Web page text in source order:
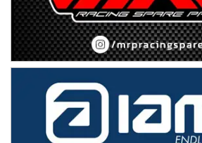
José Samuel Sánchez (Tierra)
Rufino (Santa Fe)
TUCUMANO - F5
Juan Navarro (Asfalto)
COBERTURA ESPECIAL DE E-KART.COM.AR
08/09-AGO
IAME SERIES ARGENTINA 6